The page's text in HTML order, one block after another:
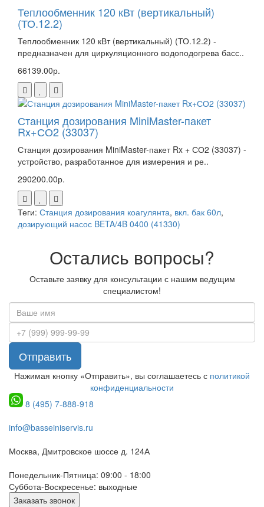
Теплообменник 120 кВт (вертикальный)
(ТО.12.2)
Теплообменник 120 кВт (вертикальный) (ТО.12.2) -
предназначен для циркуляционного водоподогрева басс..
66139.00р.
Станция дозирования MiniMaster-пакет
Rx+СО2 (33037)
Станция дозирования MiniMaster-пакет Rx + СО2 (33037) -
устройство, разработанное для измерения и ре..
290200.00р.
Теги: Станция дозирования коагулянта, вкл. бак 60л,
дозирующий насос BETA/4B 0400 (41330)
Остались вопросы?
Оставьте заявку для консультации с нашим ведущим
специалистом!
Отправить
Нажимая кнопку «Отправить», вы соглашаетесь с политикой
конфиденциальности
8 (495) 7-888-918
info@basseiniservis.ru
Москва, Дмитровское шоссе д. 124А
Понедельник-Пятница: 09:00 - 18:00
Суббота-Воскресенье: выходные
Заказать звонок